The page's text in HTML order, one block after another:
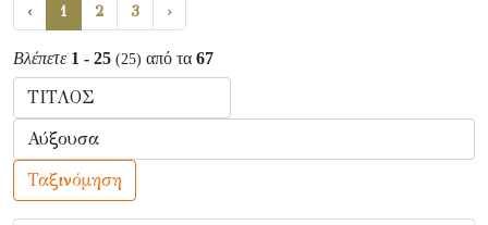
‹ 1 2 3 ›
Βλέπετε 1 - 25 (25) από τα 67
Ταξινόμηση